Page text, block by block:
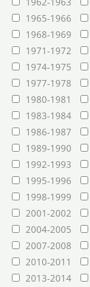
1965-1966
1968-1969
1971-1972
1974-1975
1977-1978
1980-1981
1983-1984
1986-1987
1989-1990
1992-1993
1995-1996
1998-1999
2001-2002
2004-2005
2007-2008
2010-2011
2013-2014